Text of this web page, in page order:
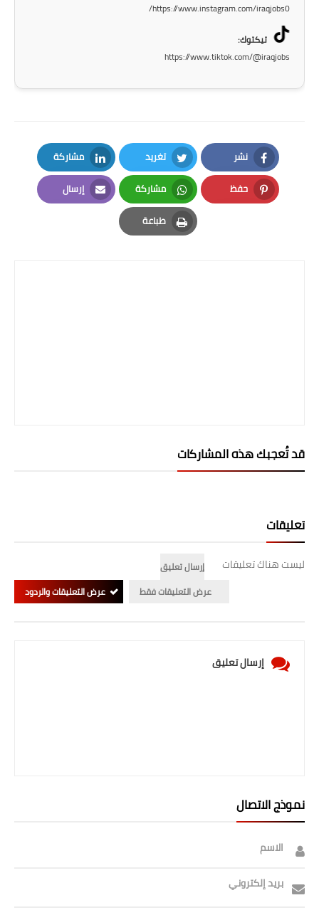
المرحلة الاعدادية
دروس
المرحلة الابتدائية
المرحلة المتوسطة
الطقس
https://www.instagram.com/iraqjobs0/
تيكتوك:
https://www.tiktok.com/@iraqjobs
نشر
Facebook
تغريد
Twitter
مشاركة
LinkedIn
حفظ
Pinterest
مشاركة
Whatsapp
إرسال
Email
طباعة
Print
قد تُعجبك هذه المشاركات
تعليقات
ليست هناك تعليقات
إرسال تعليق
عرض التعليقات فقط
عرض التعليقات والردود
إرسال تعليق
نموذج الاتصال
الاسم
بريد إلكتروني